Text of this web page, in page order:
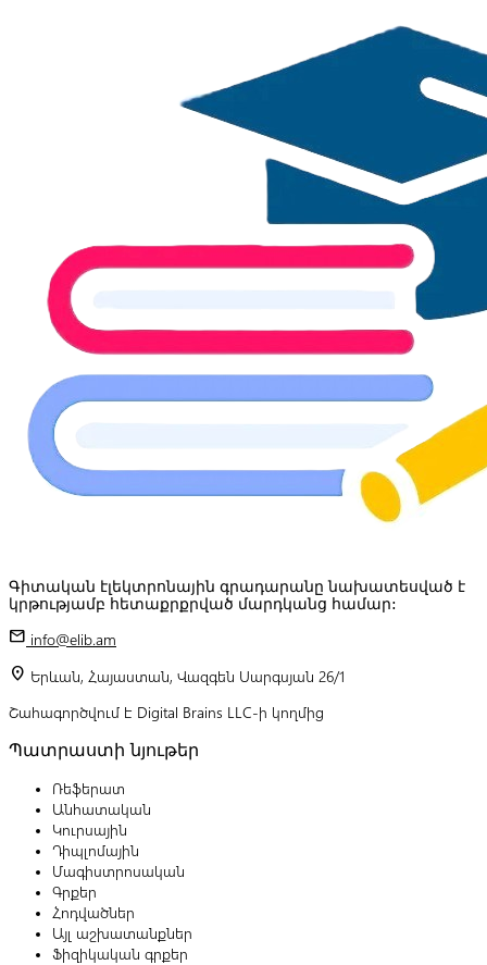
Գիտական էլեկտրոնային գրադարանը նախատեսված է
կրթությամբ հետաքրքրված մարդկանց համար:
mail info@elib.am
location_on Երևան, Հայաստան, Վազգեն Սարգսյան 26/1
Շահագործվում է Digital Brains LLC-ի կողմից
Պատրաստի նյութեր
Ռեֆերատ
Անհատական
Կուրսային
Դիպլոմային
Մագիստրոսական
Գրքեր
Հոդվածներ
Այլ աշխատանքներ
Ֆիզիկական գրքեր